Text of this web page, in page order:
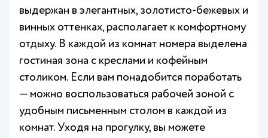
выдержан в элегантных, золотисто-бежевых и
винных оттенках, располагает к комфортному
отдыху. В каждой из комнат номера выделена
гостиная зона с креслами и кофейным
столиком. Если вам понадобится поработать
— можно воспользоваться рабочей зоной с
удобным письменным столом в каждой из
комнат. Уходя на прогулку, вы можете